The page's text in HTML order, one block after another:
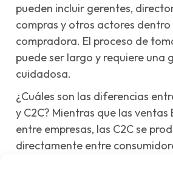
pueden incluir gerentes,
compras y otros actores dentro
compradora. El proceso de
puede ser largo y requiere una
cuidadosa.
¿Cuáles son las diferencias
y C2C? Mientras que las ventas
entre empresas, las C2C se
directamente entre